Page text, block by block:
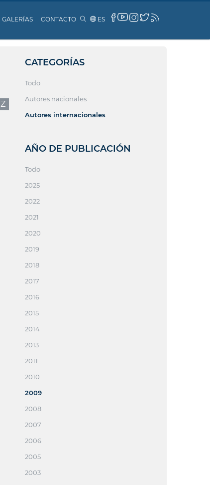
GALERÍAS CONTACTO ES
Z
CATEGORÍAS
Todo
Autores nacionales
Autores internacionales
AÑO DE PUBLICACIÓN
Todo
2025
2022
2021
2020
2019
2018
2017
2016
2015
2014
2013
2011
2010
2009
2008
2007
2006
2005
2003